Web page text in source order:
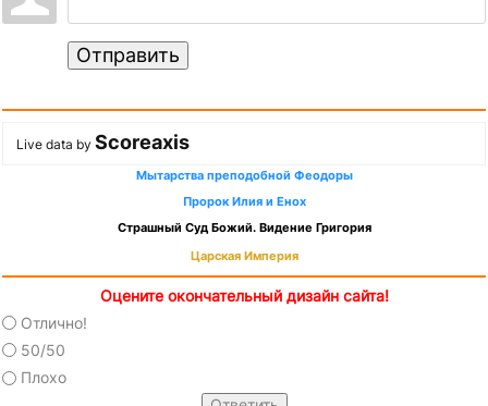
Отправить
Live data by Scoreaxis
Мытарства преподобной Феодоры
Пророк Илия и Енох
Страшный Суд Божий. Видение Григория
Царская Империя
Оцените окончательный дизайн сайта!
Отлично!
50/50
Плохо